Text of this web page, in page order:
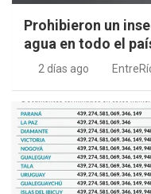
Prohibieron un
agua en todo el
2 días ago